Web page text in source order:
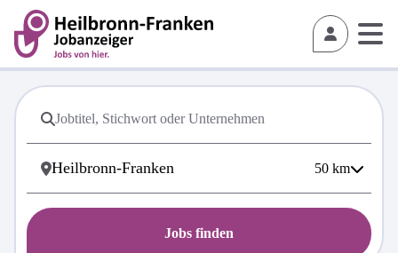
50 km
Jobs finden